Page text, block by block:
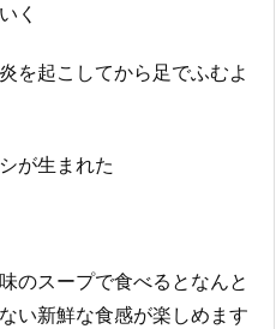
く
を起こしてから足でふむよ
が生まれた
のスープで食べるとなんと
い新鮮な食感が楽しめます